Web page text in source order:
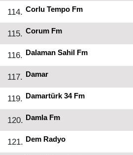
114. Corlu Tempo Fm
115. Corum Fm
116. Dalaman Sahil Fm
117. Damar
119. Damartürk 34 Fm
120. Damla Fm
121. Dem Radyo